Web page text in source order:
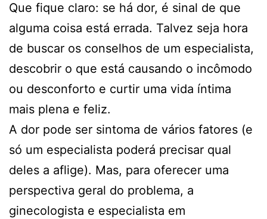
Que fique claro: se há dor, é sinal de que
alguma coisa está errada. Talvez seja hora
de buscar os conselhos de um especialista,
descobrir o que está causando o incômodo
ou desconforto e curtir uma vida íntima
mais plena e feliz.
A dor pode ser sintoma de vários fatores (e
só um especialista poderá precisar qual
deles a aflige). Mas, para oferecer uma
perspectiva geral do problema, a
ginecologista e especialista em